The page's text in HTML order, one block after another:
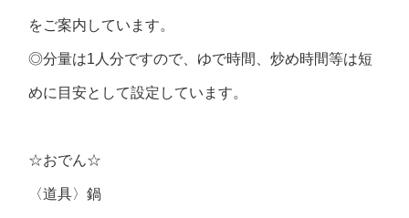
をご案内しています。
◎分量は1人分ですので、ゆで時間、炒め時間等は短
めに目安として設定しています。
☆おでん☆
〈道具〉鍋